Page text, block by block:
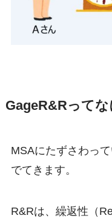
GageR&Rってな
MSAにたずさわっ
でてきます。
R&Rは、繰返性（ R